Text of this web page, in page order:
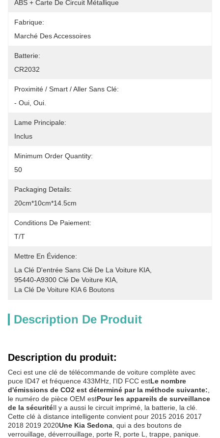
ABS + Carte De Circuit Métallique
Fabrique:
Marché Des Accessoires
Batterie:
CR2032
Proximité / Smart / Aller Sans Clé:
- Oui, Oui.
Lame Principale:
Inclus
Minimum Order Quantity:
50
Packaging Details:
20cm*10cm*14.5cm
Conditions De Paiement:
T/T
Mettre En Évidence:
La Clé D'entrée Sans Clé De La Voiture KIA
95440-A9300 Clé De Voiture KIA
La Clé De Voiture KIA 6 Boutons
Description De Produit
Description du produit:
Ceci est une clé de télécommande de voiture complète avec
puce ID47 et fréquence 433MHz, l'ID FCC estLe nombre
d'émissions de CO2 est déterminé par la méthode suivante:
le numéro de pièce OEM estPour les appareils de surveillance
de la sécuritéIl y a aussi le circuit imprimé, la batterie, la clé.
Cette clé à distance intelligente convient pour 2015 2016 2017
2018 2019 2020Une Kia Sedona , qui a des boutons de
verrouillage, déverrouillage, porte R, porte L, trappe, panique.